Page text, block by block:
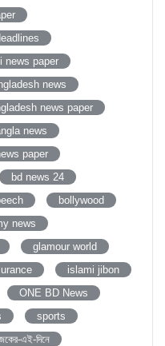
news paper
news
news paper
news
paper
bd news 24
bollywood
news
glamour world
islami jibon
ONE BD News
sports
এই-দিনে